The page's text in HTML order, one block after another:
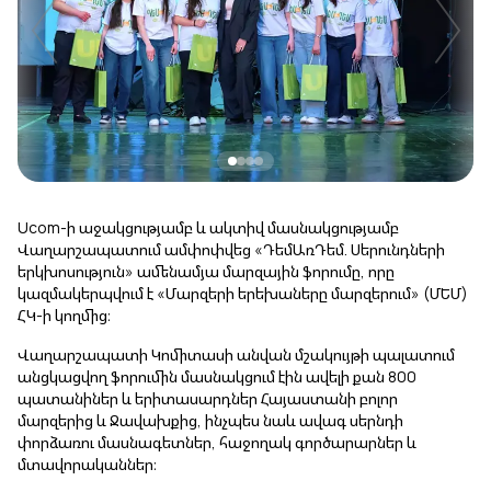
Ucom-ի աջակցությամբ և ակտիվ մասնակցությամբ
Վաղարշապատում ամփոփվեց «ԴեմԱռԴեմ. Սերունդների
երկխոսություն» ամենամյա մարզային ֆորումը, որը
կազմակերպվում է «Մարզերի երեխաները մարզերում» (ՄԵՄ)
ՀԿ-ի կողմից։
Վաղարշապատի Կոմիտասի անվան մշակույթի պալատում
անցկացվող ֆորումին մասնակցում էին ավելի քան 800
պատանիներ և երիտասարդներ Հայաստանի բոլոր
մարզերից և Ջավախքից, ինչպես նաև ավագ սերնդի
փորձառու մասնագետներ, հաջողակ գործարարներ և
մտավորականներ։